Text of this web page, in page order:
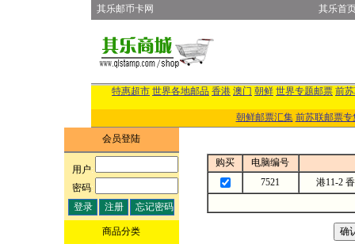
其乐邮币卡网 其乐首
特惠超市 世界各地邮品 香港 澳门 朝鲜 世界专题邮票 前
朝鲜邮票汇集 前苏联邮票专
会员登陆
用户:
密码:
商品分类
购买
电脑编号
7521
港11-2